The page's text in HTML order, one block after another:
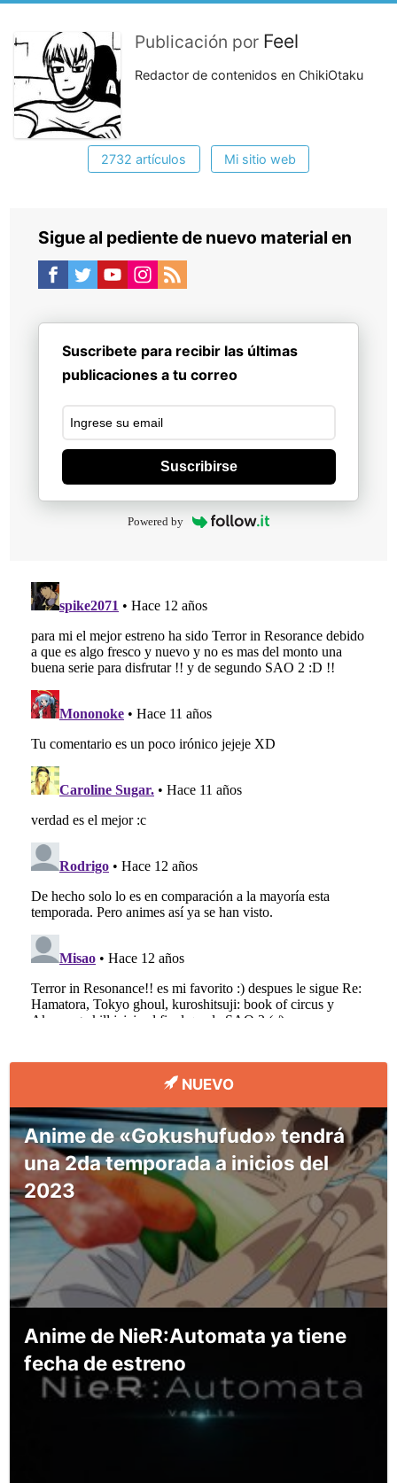
Publicación por Feel
Redactor de contenidos en ChikiOtaku
2732 artículos Mi sitio web
Sigue al pediente de nuevo material en
Suscribete para recibir las últimas
publicaciones a tu correo
Suscribirse
Powered by
NUEVO
Anime de «Gokushufudo» tendrá
una 2da temporada a inicios del
2023
Anime de NieR:Automata ya tiene
fecha de estreno